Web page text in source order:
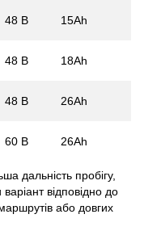
48 В 15Ah
48 В 18Ah
48 В 26Ah
60 В 26Ah
дальність пробігу,
відповідно до
або довгих